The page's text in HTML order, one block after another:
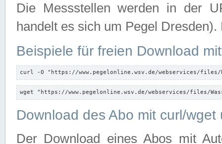
Die Messstellen werden in der
handelt es sich um Pegel
Beispiele für freien Download
curl -O "https://www.pegelonline.wsv.de/webservices/files/
wget "https://www.pegelonline.wsv.de/webservices/files/
Download des Abo mit curl/
Der Download eines Abos mit